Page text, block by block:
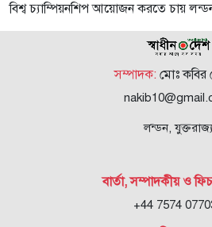
বিশ্ব চ্যাম্পিয়নশিপ আয়োজন করতে চায়
সম্পাদক: মোঃ কবির
লন্ডন, যুক্তরাজ্য
বার্তা, সম্পাদকীয় ও
+44 7574